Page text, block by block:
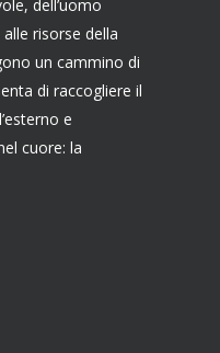
dell’uomo
risorse della
un cammino di
di raccogliere il
e
cuore: la